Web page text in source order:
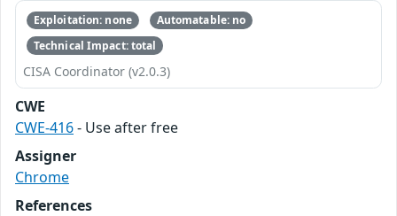
Exploitation: none
Automatable: no
Technical Impact: total
CISA Coordinator (v2.0.3)
CWE
CWE-416- Use after free
Assigner
Chrome
References